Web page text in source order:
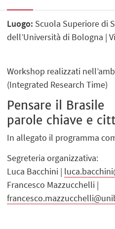
Luogo: Scuola Superiore di
dell’Università di Bologna |
Workshop realizzati
(Integrated Research Time)
Pensare il Brasile
parole chiave e
In allegato il programma
Segreteria organizzativa:
Luca Bacchini |
Francesco Mazzucchelli |